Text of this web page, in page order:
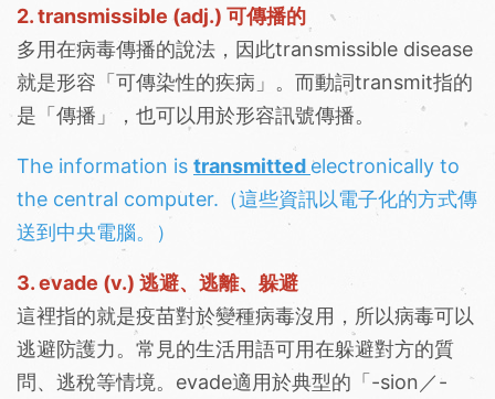
2. transmissible (adj.) 可傳播的
多用在病毒傳播的說法，因此transmissible disease
就是形容「可傳染性的疾病」。而動詞transmit指的
是「傳播」，也可以用於形容訊號傳播。
The information is transmitted electronically to
the central computer.（這些資訊以電子化的方式傳
送到中央電腦。）
3. evade (v.) 逃避、逃離、躲避
這裡指的就是疫苗對於變種病毒沒用，所以病毒可以
逃避防護力。常見的生活用語可用在躲避對方的質
問、逃稅等情境。evade適用於典型的「-sion／-